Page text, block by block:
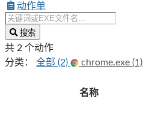
动作单
搜索
共 2 个动作
分类：
全部 (2) chrome.exe (1)
名称